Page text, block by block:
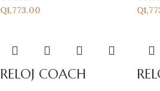
Q1,773.00
Q
RELOJ COACH